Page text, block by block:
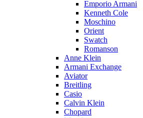
Emporio Armani
Kenneth Cole
Moschino
Orient
Swatch
Romanson
Anne Klein
Armani Exchange
Aviator
Breitling
Casio
Calvin Klein
Chopard